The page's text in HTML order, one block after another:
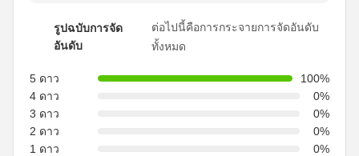
รูปฉบับการจัด
อันดับ
ต่อไปนี้คือการกระจายการจัดอันดับ
ทั้งหมด
5 ดาว
100%
4 ดาว
0%
3 ดาว
0%
2 ดาว
0%
1 ดาว
0%